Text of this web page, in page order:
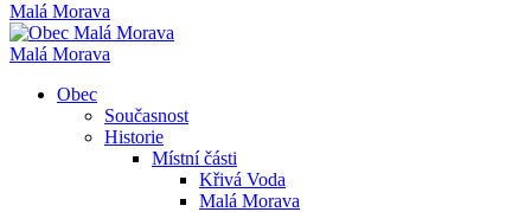
Malá Morava
Malá Morava
Obec
Současnost
Historie
Místní části
Křivá Voda
Malá Morava